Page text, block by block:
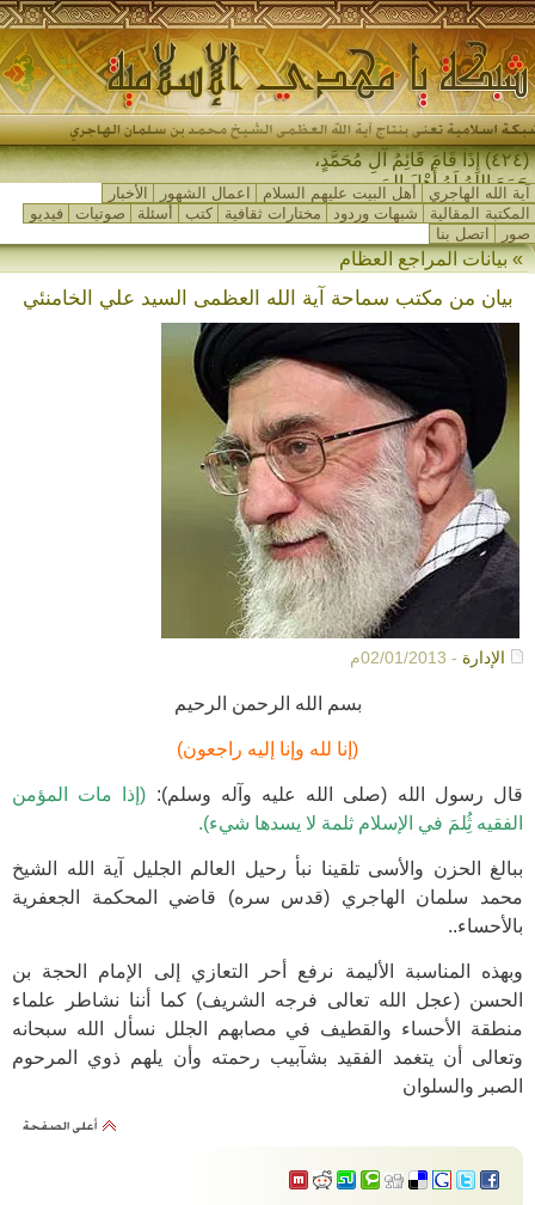
(٤٢٤) إِذَا قَامَ قَائِمُ آلِ مُحَمَّدٍ،
جَمَعَ اللهُ لَهُ أَهْلَ المَشْرِ-
آية الله الهاجري أهل البيت عليهم السلام اعمال الشهور
الأخبار
المكتبة المقالية
شبهات وردود مختارات ثقافية كتب أسئلة صوتيات
فيديو
صور
اتصل بنا
» بيانات المراجع العظام
بيان من مكتب سماحة آية الله العظمى السيد علي الخامنئي
الإدارة - 02/01/2013م
بسم الله الرحمن الرحيم
(إنا لله وإنا إليه راجعون)
قال رسول الله (صلى الله عليه وآله وسلم): (إذا مات المؤمن
الفقيه ثُِلمَ في الإسلام ثلمة لا يسدها شيء).
ببالغ الحزن والأسى تلقينا نبأ رحيل العالم الجليل آية الله الشيخ
محمد سلمان الهاجري (قدس سره) قاضي المحكمة الجعفرية
بالأحساء..
وبهذه المناسبة الأليمة نرفع أحر التعازي إلى الإمام الحجة بن
الحسن (عجل الله تعالى فرجه الشريف) كما أننا نشاطر علماء
منطقة الأحساء والقطيف في مصابهم الجلل نسأل الله سبحانه
وتعالى أن يتغمد الفقيد بشآبيب رحمته وأن يلهم ذوي المرحوم
الصبر والسلوان